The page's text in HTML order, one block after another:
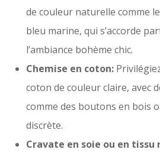
de couleur naturelle comme
bleu marine, qui s’accorde
l’ambiance bohème chic.
Chemise en coton:
coton de couleur claire, avec
comme des boutons en bois
discrète.
Cravate en soie ou en tissu